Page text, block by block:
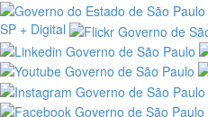
SP + Digital